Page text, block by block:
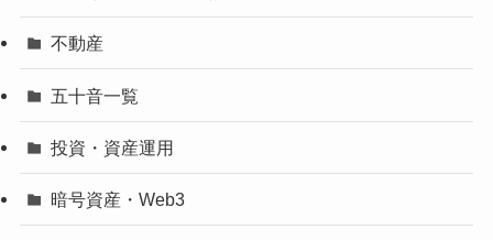
不動産
五十音一覧
投資・資産運用
暗号資産・Web3